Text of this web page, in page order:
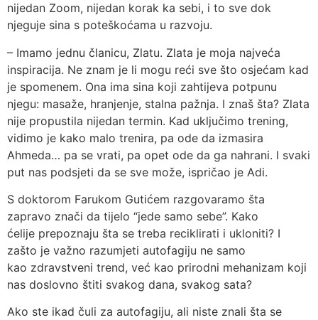
nijedan Zoom, nijedan korak ka sebi, i to sve dok
njeguje sina s poteškoćama u razvoju.
– Imamo jednu članicu, Zlatu. Zlata je moja najveća
inspiracija. Ne znam je li mogu reći sve što osjećam kad
je spomenem. Ona ima sina koji zahtijeva potpunu
njegu: masaže, hranjenje, stalna pažnja. I znaš šta? Zlata
nije propustila nijedan termin. Kad uključimo trening,
vidimo je kako malo trenira, pa ode da izmasira
Ahmeda… pa se vrati, pa opet ode da ga nahrani. I svaki
put nas podsjeti da se sve može, ispričao je Adi.
S doktorom Farukom Gutićem razgovaramo šta
zapravo znači da tijelo “jede samo sebe”. Kako
ćelije prepoznaju šta se treba reciklirati i ukloniti? I
zašto je važno razumjeti autofagiju ne samo
kao zdravstveni trend, već kao prirodni mehanizam koji
nas doslovno štiti svakog dana, svakog sata?
Ako ste ikad čuli za autofagiju, ali niste znali šta se